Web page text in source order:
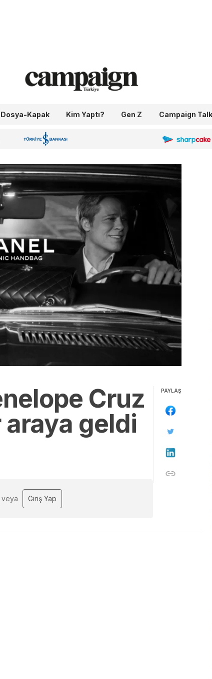
Dosya-Kapak Kim Yaptı? Gen Z Campaign
İş Bankası 100.Yıl Sharpcake
Cruz
geldi
veya Giriş Yap
PAYLAŞ